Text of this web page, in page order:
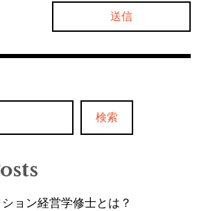
検索
ョン経営学修士とは？